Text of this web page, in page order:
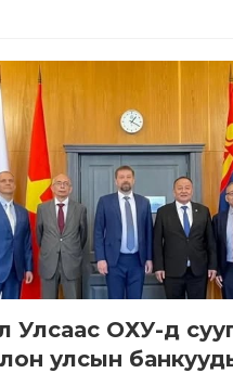
Улсаас ОХУ-д
улсын